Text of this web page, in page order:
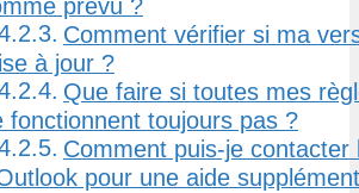
prévu ?
Comment vérifier si ma
à jour ?
Que faire si toutes mes
fonctionnent toujours pas ?
Comment puis-je
pour une aide